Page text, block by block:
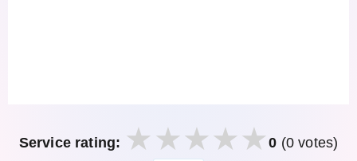
Service rating: 0 (0 votes)